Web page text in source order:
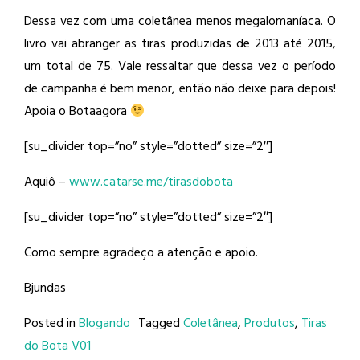
Dessa vez com uma coletânea menos megalomaníaca. O
livro vai abranger as tiras produzidas de 2013 até 2015,
um total de 75. Vale ressaltar que dessa vez o período
de campanha é bem menor, então não deixe para depois!
Apoia o Botaagora
[su_divider top=”no” style=”dotted” size=”2″]
Aquiô –www.catarse.me/tirasdobota
[su_divider top=”no” style=”dotted” size=”2″]
Como sempre agradeço a atenção e apoio.
Bjundas
Posted inBlogando TaggedColetânea,Produtos, Tiras
do Bota V01